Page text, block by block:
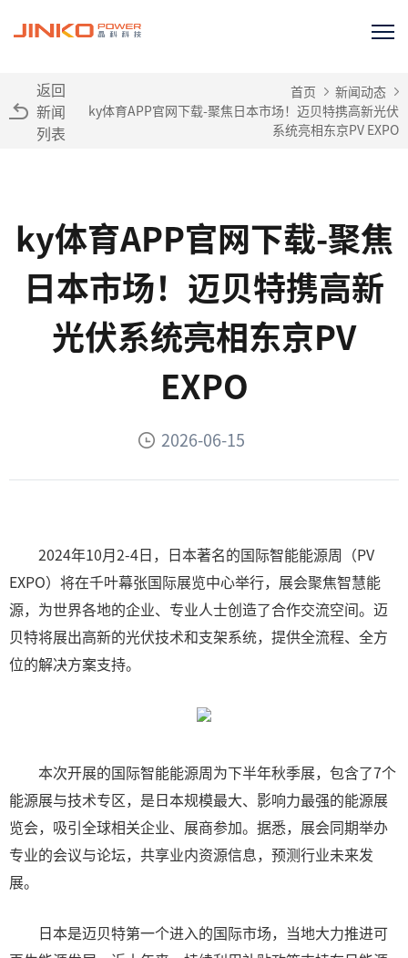
返回
新闻
列表
首页
新闻动态
ky体育APP官网下载-聚焦日本市场！迈贝特携高新光伏
系统亮相东京PV EXPO
ky体育APP官网下载-聚焦
日本市场！迈贝特携高新
光伏系统亮相东京PV
EXPO
2026-06-15
2024年10月2-4日，日本著名的国际智能能源周（PV
EXPO）将在千叶幕张国际展览中心举行，展会聚焦智慧能
源，为世界各地的企业、专业人士创造了合作交流空间。迈
贝特将展出高新的光伏技术和支架系统，提供全流程、全方
位的解决方案支持。
本次开展的国际智能能源周为下半年秋季展，包含了7个
能源展与技术专区，是日本规模最大、影响力最强的能源展
览会，吸引全球相关企业、展商参加。据悉，展会同期举办
专业的会议与论坛，共享业内资源信息，预测行业未来发
展。
日本是迈贝特第一个进入的国际市场，当地大力推进可